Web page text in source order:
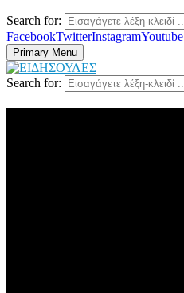
Search for:
FacebookTwitterInstagramYoutube
Primary Menu
Search for: